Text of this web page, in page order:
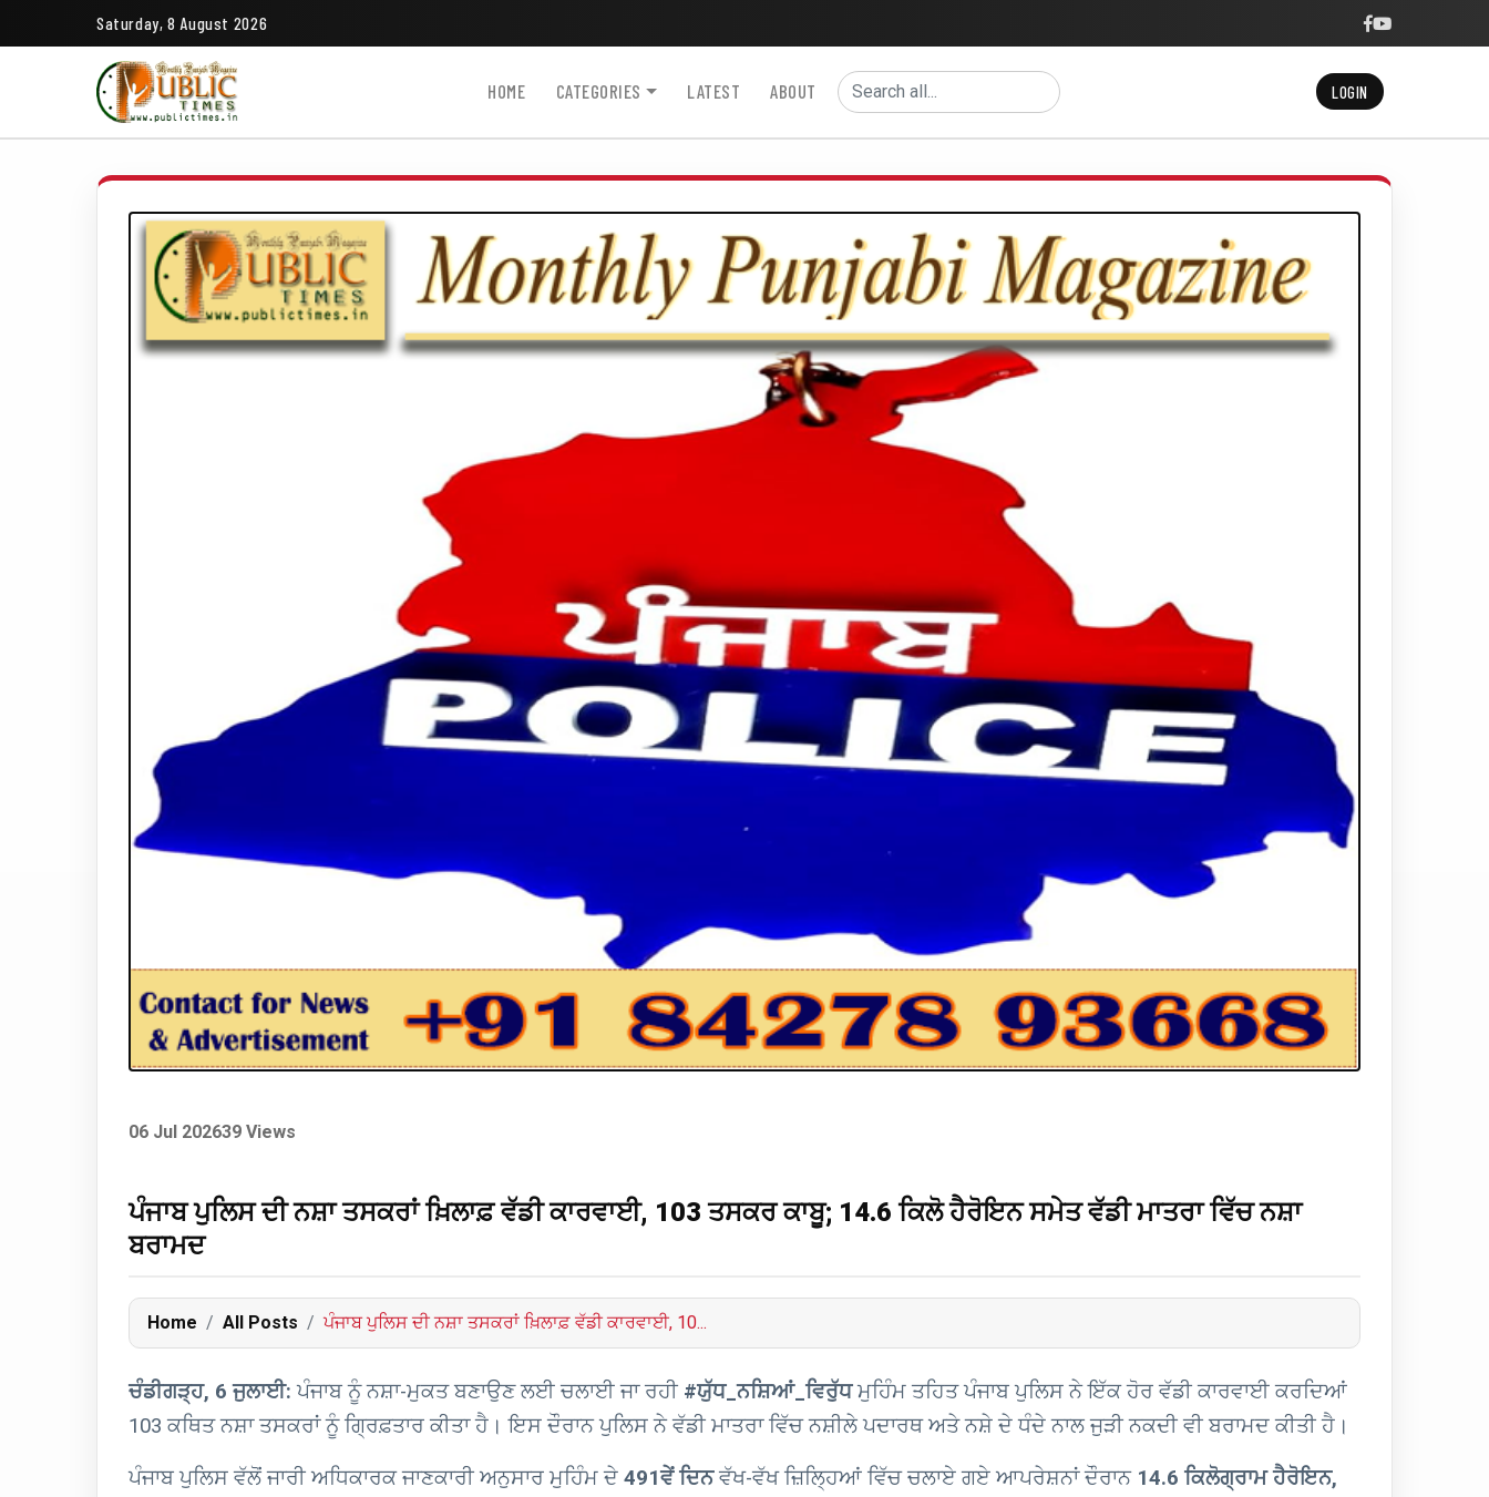
Saturday, 8 August 2026
HOME CATEGORIES LATEST ABOUT LOGIN
06 Jul 202639 Views
ਪੰਜਾਬ ਪੁਲਿਸ ਦੀ ਨਸ਼ਾ ਤਸਕਰਾਂ ਖ਼ਿਲਾਫ਼ ਵੱਡੀ ਕਾਰਵਾਈ, 103 ਤਸਕਰ ਕਾਬੂ; 14.6 ਕਿਲੋ ਹੈਰੋਇਨ ਸਮੇਤ ਵੱਡੀ ਮਾਤਰਾ ਵਿੱਚ ਨਸ਼ਾ
ਬਰਾਮਦ
Home All Posts ਪੰਜਾਬ ਪੁਲਿਸ ਦੀ ਨਸ਼ਾ ਤਸਕਰਾਂ ਖ਼ਿਲਾਫ਼ ਵੱਡੀ ਕਾਰਵਾਈ, 10...
ਚੰਡੀਗੜ੍ਹ, 6 ਜੁਲਾਈ: ਪੰਜਾਬ ਨੂੰ ਨਸ਼ਾ-ਮੁਕਤ ਬਣਾਉਣ ਲਈ ਚਲਾਈ ਜਾ ਰਹੀ #ਯੁੱਧ_ਨਸ਼ਿਆਂ_ਵਿਰੁੱਧਮੁਹਿੰਮ ਤਹਿਤ ਪੰਜਾਬ ਪੁਲਿਸ ਨੇ ਇੱਕ ਹੋਰ ਵੱਡੀ ਕਾਰਵਾਈ ਕਰਦਿਆਂ
103 ਕਥਿਤ ਨਸ਼ਾ ਤਸਕਰਾਂ ਨੂੰ ਗ੍ਰਿਫ਼ਤਾਰ ਕੀਤਾ ਹੈ। ਇਸ ਦੌਰਾਨ ਪੁਲਿਸ ਨੇ ਵੱਡੀ ਮਾਤਰਾ ਵਿੱਚ ਨਸ਼ੀਲੇ ਪਦਾਰਥ ਅਤੇ ਨਸ਼ੇ ਦੇ ਧੰਦੇ ਨਾਲ ਜੁੜੀ ਨਕਦੀ ਵੀ ਬਰਾਮਦ ਕੀਤੀ ਹੈ।
ਪੰਜਾਬ ਪੁਲਿਸ ਵੱਲੋਂ ਜਾਰੀ ਅਧਿਕਾਰਕ ਜਾਣਕਾਰੀ ਅਨੁਸਾਰ ਮੁਹਿੰਮ ਦੇ 491ਵੇਂ ਦਿਨਵੱਖ-ਵੱਖ ਜ਼ਿਲ੍ਹਿਆਂ ਵਿੱਚ ਚਲਾਏ ਗਏ ਆਪਰੇਸ਼ਨਾਂ ਦੌਰਾਨ 14.6 ਕਿਲੋਗ੍ਰਾਮ ਹੈਰੋਇਨ,